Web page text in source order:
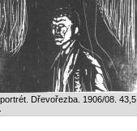
Dřevořezba. 1906/08. 43,5